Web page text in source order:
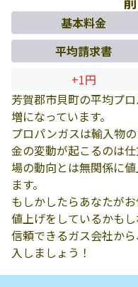
基本料金
平均請求書
+1円
芳賀郡市貝町の平均プ
増になっています。
プロパンガスは輸入物
金の変動が起こるのは
場の動向とは無関係に
ます。
もしかしたらあなたが
値上げをしているかもし
信頼できるガス会社か
入しましょう！